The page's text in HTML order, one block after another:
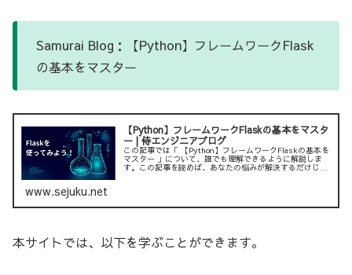
Samurai Blog：【Python】フレームワークFlask
の基本をマスター
【Python】フレームワークFlaskの基本をマスタ
ー | 侍エンジニアブログ
この記事では「 【Python】フレームワークFlaskの基本を
マスター 」について、誰でも理解できるように解説しま
す。この記事を読めば、あなたの悩みが解決するだけじゃ
www.sejuku.net
本サイトでは、以下を学ぶことができます。